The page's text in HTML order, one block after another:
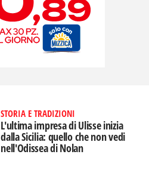
STORIA E TRADIZIONI
L'ultima impresa di Ulisse inizia
dalla Sicilia: quello che non vedi
nell'Odissea di Nolan